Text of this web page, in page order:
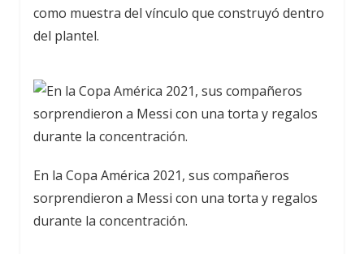
como muestra del vínculo que construyó dentro
del plantel.
En la Copa América 2021, sus compañeros
sorprendieron a Messi con una torta y regalos
durante la concentración.